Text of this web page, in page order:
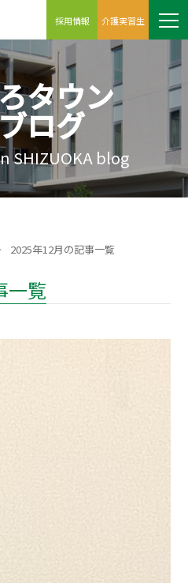
採用情報 介護実習生
タウン
ログ
SHIZUOKA blog
2025年12月の記事一覧
一覧